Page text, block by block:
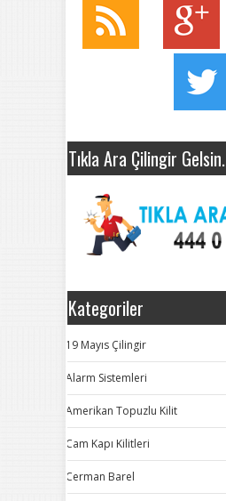
Tıkla Ara Çilingir Gelsin.
Kategoriler
19 Mayıs Çilingir
Alarm Sistemleri
Amerikan Topuzlu Kilit
Cam Kapı Kilitleri
Cerman Barel